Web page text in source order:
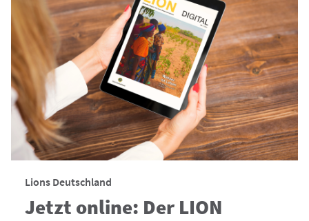
Lions Deutschland
Jetzt online: Der LION